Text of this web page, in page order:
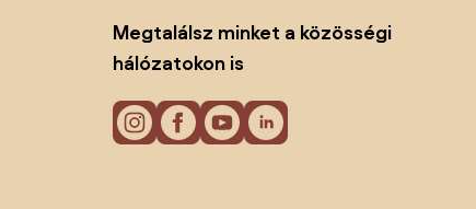
Megtalálsz minket a közösségi
hálózatokon is